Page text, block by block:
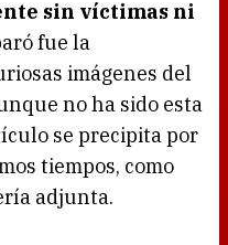
sin víctimas ni
fue la
imágenes del
no ha sido esta
se precipita por
tiempos, como
adjunta.